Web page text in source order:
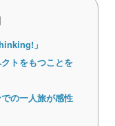
」
トをもつことを
の一人旅が感性